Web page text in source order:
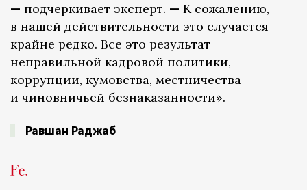
— подчеркивает эксперт. — К сожалению,
в нашей действительности это случается
крайне редко. Все это результат
неправильной кадровой политики,
коррупции, кумовства, местничества
и чиновничьей безнаказанности».
Равшан Раджаб